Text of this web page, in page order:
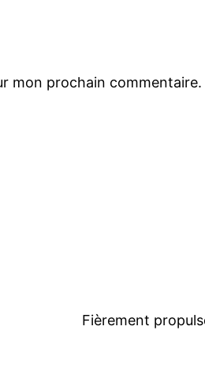
mon prochain commentaire.
Fièrement